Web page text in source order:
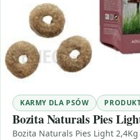
KARMY DLA PSÓW
Bozita Naturals Pies
Bozita Naturals Pies Light